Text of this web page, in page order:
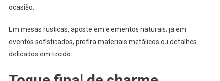
ocasião.
Em mesas rústicas, aposte em elementos naturais; já em
eventos sofisticados, prefira materiais metálicos ou detalhes
delicados em tecido.